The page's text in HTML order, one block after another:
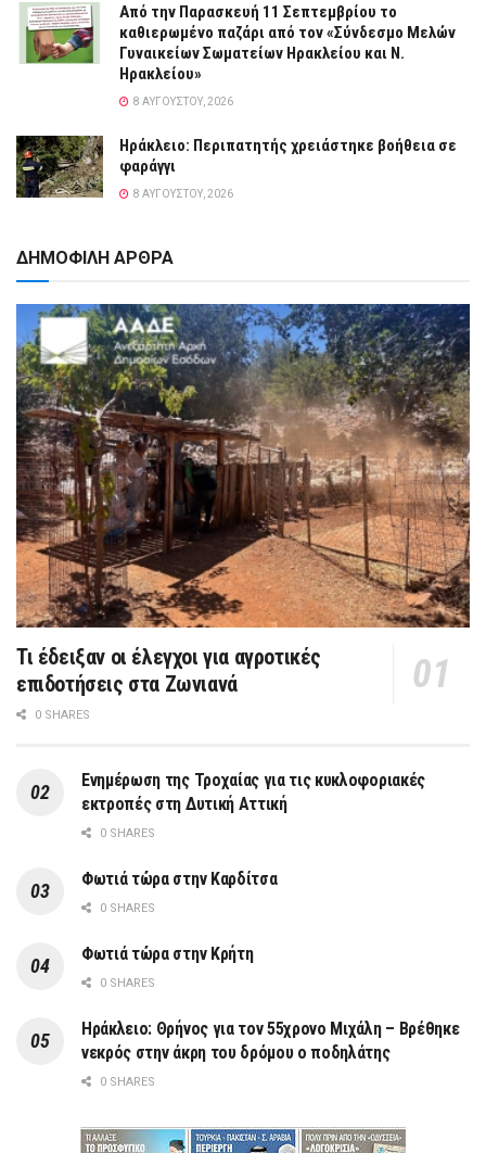
Από την Παρασκευή 11 Σεπτεμβρίου το
καθιερωμένο παζάρι από τον «Σύνδεσμο Μελών
Γυναικείων Σωματείων Ηρακλείου και Ν.
Ηρακλείου»
8 ΑΥΓΟΎΣΤΟΥ, 2026
Ηράκλειο: Περιπατητής χρειάστηκε βοήθεια σε
φαράγγι
8 ΑΥΓΟΎΣΤΟΥ, 2026
ΔΗΜΟΦΙΛΗ ΑΡΘΡΑ
Τι έδειξαν οι έλεγχοι για αγροτικές
επιδοτήσεις στα Ζωνιανά
0 SHARES
Ενημέρωση της Τροχαίας για τις κυκλοφοριακές
εκτροπές στη Δυτική Αττική
0 SHARES
Φωτιά τώρα στην Καρδίτσα
0 SHARES
Φωτιά τώρα στην Κρήτη
0 SHARES
Ηράκλειο: Θρήνος για τον 55χρονο Μιχάλη – Βρέθηκε
νεκρός στην άκρη του δρόμου ο ποδηλάτης
0 SHARES